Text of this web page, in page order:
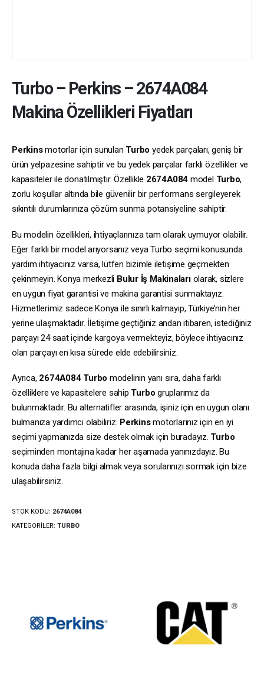
Turbo– Perkins–2674A084
Makina Özellikleri Fiyatları
Perkinsmotorlar için sunulan Turbo yedek parçaları, geniş bir
ürün yelpazesine sahiptir ve bu yedek parçalar farklı özellikler ve
kapasiteler ile donatılmıştır. Özellikle 2674A084 model Turbo,
zorlu koşullar altında bile güvenilir bir performans sergileyerek
sıkıntılı durumlarınıza çözüm sunma potansiyeline sahiptir.
Bu modelin özellikleri, ihtiyaçlarınıza tam olarak uymuyor olabilir.
Eğer farklı bir model arıyorsanız veya Turbo seçimi konusunda
yardım ihtiyacınız varsa, lütfen bizimle iletişime geçmekten
çekinmeyin. Konya merkezli Bulur İş Makinalarıolarak, sizlere
en uygun fiyat garantisi ve makina garantisi sunmaktayız.
Hizmetlerimiz sadece Konya ile sınırlı kalmayıp, Türkiye’nin her
yerine ulaşmaktadır. İletişime geçtiğiniz andan itibaren, istediğiniz
parçayı 24 saat içinde kargoya vermekteyiz, böylece ihtiyacınız
olan parçayı en kısa sürede elde edebilirsiniz.
Ayrıca, 2674A084 Turbo modelinin yanı sıra, daha farklı
özelliklere ve kapasitelere sahip Turbo gruplarımız da
bulunmaktadır. Bu alternatifler arasında, işiniz için en uygun olanı
bulmanıza yardımcı olabiliriz. Perkinsmotorlarınız için en iyi
seçimi yapmanızda size destek olmak için buradayız. Turbo
seçiminden montajına kadar her aşamada yanınızdayız. Bu
konuda daha fazla bilgi almak veya sorularınızı sormak için bize
ulaşabilirsiniz.
STOK KODU: 2674A084
KATEGORILER: TURBO